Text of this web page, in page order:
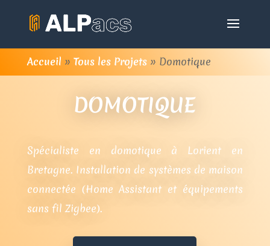
Accueil » Tous les Projets» Domotique
DOMOTIQUE
Spécialiste en domotique à Lorient en
Bretagne. Installation de systèmes de maison
connectée (Home Assistant et équipements
sans fil Zigbee).